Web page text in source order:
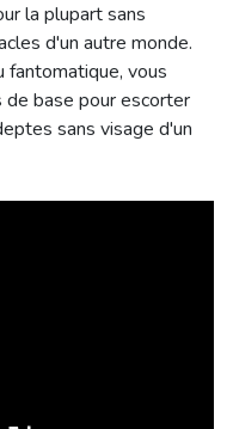
la plupart sans
d'un autre monde.
fantomatique, vous
de base pour escorter
sans visage d'un